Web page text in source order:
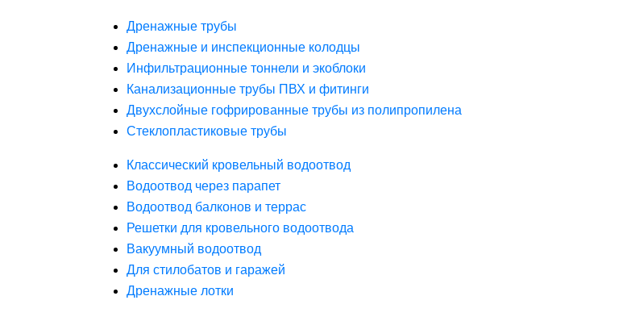
Дренажные трубы
Дренажные и инспекционные колодцы
Инфильтрационные тоннели и экоблоки
Канализационные трубы ПВХ и фитинги
Двухслойные гофрированные трубы из полипропилена
Стеклопластиковые трубы
Классический кровельный водоотвод
Водоотвод через парапет
Водоотвод балконов и террас
Решетки для кровельного водоотвода
Вакуумный водоотвод
Для стилобатов и гаражей
Дренажные лотки